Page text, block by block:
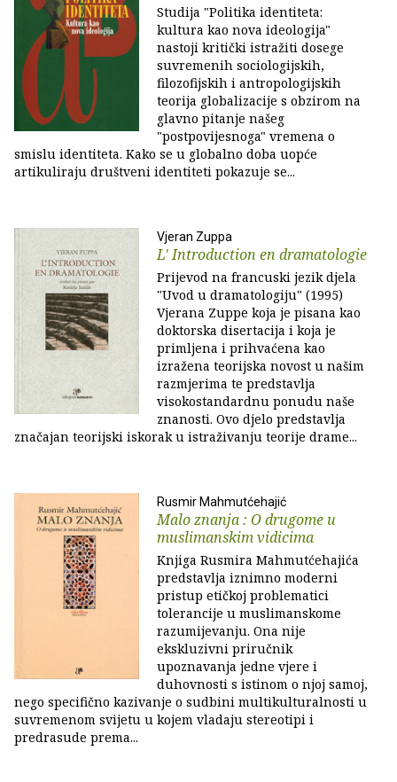
Studija "Politika identiteta:
kultura kao nova ideologija"
nastoji kritički istražiti dosege
suvremenih sociologijskih,
filozofijskih i antropologijskih
teorija globalizacije s obzirom na
glavno pitanje našeg
"postpovijesnoga" vremena o
smislu identiteta. Kako se u globalno doba uopće
artikuliraju društveni identiteti pokazuje se...
Vjeran Zuppa
L' Introduction en dramatologie
Prijevod na francuski jezik djela
"Uvod u dramatologiju" (1995)
Vjerana Zuppe koja je pisana kao
doktorska disertacija i koja je
primljena i prihvaćena kao
izražena teorijska novost u našim
razmjerima te predstavlja
visokostandardnu ponudu naše
znanosti. Ovo djelo predstavlja
značajan teorijski iskorak u istraživanju teorije drame...
Rusmir Mahmutćehajić
Malo znanja : O drugome u
muslimanskim vidicima
Knjiga Rusmira Mahmutćehajića
predstavlja iznimno moderni
pristup etičkoj problematici
tolerancije u muslimanskome
razumijevanju. Ona nije
ekskluzivni priručnik
upoznavanja jedne vjere i
duhovnosti s istinom o njoj samoj,
nego specifično kazivanje o sudbini multikulturalnosti u
suvremenom svijetu u kojem vladaju stereotipi i
predrasude prema...